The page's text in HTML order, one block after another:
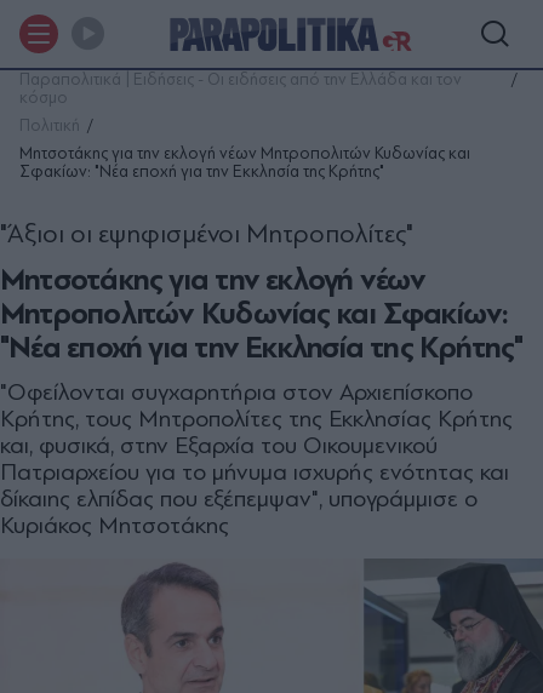
Παραπολιτικά | Ειδήσεις - Οι ειδήσεις από την Ελλάδα και τον
κόσμο
Πολιτική
Μητσοτάκης για την εκλογή νέων Μητροπολιτών Κυδωνίας και
Σφακίων: "Νέα εποχή για την Εκκλησία της Κρήτης"
Μητσοτάκης για την εκλογή νέων
Μητροπολιτών Κυδωνίας και Σφακίων:
"Νέα εποχή για την Εκκλησία της Κρήτης"
"Άξιοι οι εψηφισμένοι Μητροπολίτες"
"Οφείλονται συγχαρητήρια στον Αρχιεπίσκοπο
Κρήτης, τους Μητροπολίτες της Εκκλησίας Κρήτης
και, φυσικά, στην Εξαρχία του Οικουμενικού
Πατριαρχείου για το μήνυμα ισχυρής ενότητας και
δίκαιης ελπίδας που εξέπεμψαν", υπογράμμισε ο
Κυριάκος Μητσοτάκης